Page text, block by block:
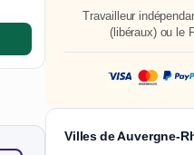
Travailleur
(libéraux) ou le
Villes de Auvergne-